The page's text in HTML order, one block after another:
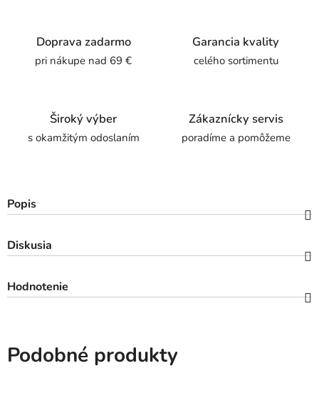
Doprava zadarmo
pri nákupe nad 69 €
Garancia kvality
celého sortimentu
Široký výber
s okamžitým odoslaním
Zákaznícky servis
poradíme a pomôžeme
Popis
Diskusia
Hodnotenie
Podobné produkty